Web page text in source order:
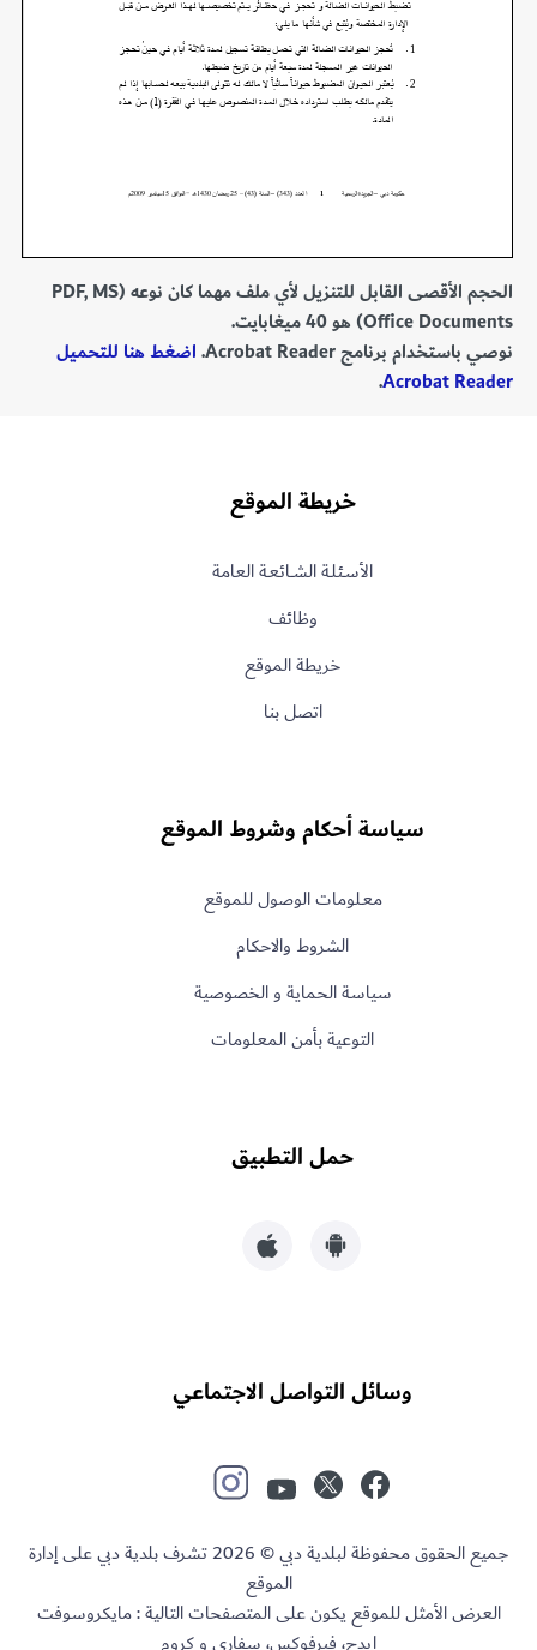
الحجم الأقصى القابل للتنزيل لأي ملف مهما كان نوعه (PDF, MS
Office Documents) هو 40 ميغابايت.
نوصي باستخدام برنامج Acrobat Reader.
اضغط هنا للتحميل
Acrobat Reader
.
خريطة الموقع
الأسـئلـة الشــائعـة العامة
وظائف
خريطة الموقع
اتصل بنا
سياسة أحكام وشروط الموقع
معـلومات الوصول للموقع
الشروط والاحكام
سياسة الحماية و الخصوصية
التوعية بأمن المعلومات
حمل التطبيق
وسائل التواصل الاجتماعي
جميع الحقوق محفوظة لبلدية دبي © 2026 تشرف بلدية دبي على إدارة
الموقع
العرض الأمثل للموقع يكون على المتصفحات التالية : مايكروسوفت
إيدج، فيرفوكس، سفاري و كروم